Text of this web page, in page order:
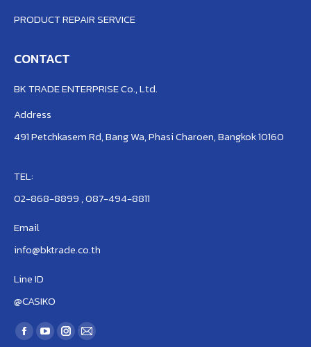
PRODUCT REPAIR SERVICE
CONTACT
BK TRADE ENTERPRISE Co., Ltd.
Address
491 Petchkasem Rd, Bang Wa, Phasi Charoen, Bangkok 10160
TEL:
02-868-8899 , 087-494-8811
Email
info@bktrade.co.th
Line ID
@CASIKO
Find us on:
Facebook
YouTubeInstagram
Mail